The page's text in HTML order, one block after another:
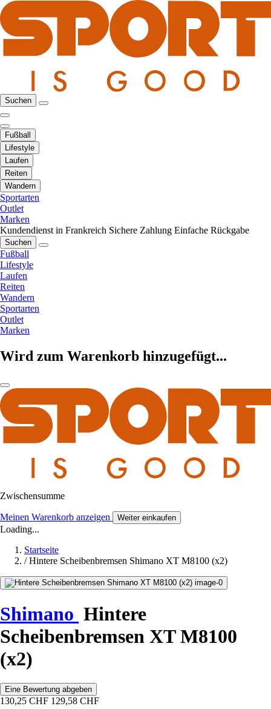
Suchen
Fußball
Lifestyle
Laufen
Reiten
Wandern
Sportarten
Outlet
Marken
Kundendienst in Frankreich Sichere Zahlung Einfache Rückgabe
Suchen
Fußball
Lifestyle
Laufen
Reiten
Wandern
Sportarten
Outlet
Marken
Wird zum Warenkorb hinzugefügt...
Zwischensumme
Meinen Warenkorb anzeigen Weiter einkaufen
Loading...
Startseite
/ Hintere Scheibenbremsen Shimano XT M8100 (x2)
Shimano Hintere
Scheibenbremsen XT M8100
(x2)
Eine Bewertung abgeben
130,25 CHF 129,58 CHF